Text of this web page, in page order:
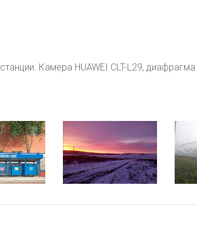
Камера HUAWEI CLT-L29, диафрагма